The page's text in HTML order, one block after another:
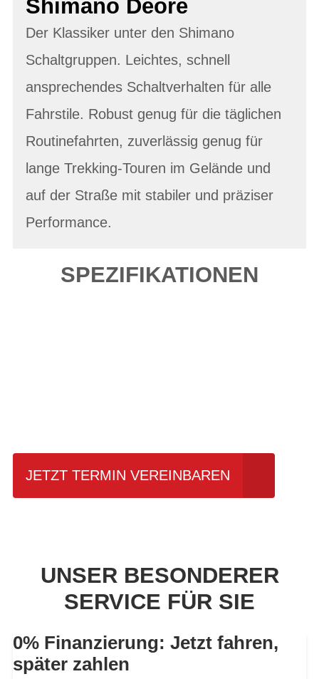
Shimano Deore
Der Klassiker unter den Shimano
Schaltgruppen. Leichtes, schnell
ansprechendes Schaltverhalten für alle
Fahrstile. Robust genug für die täglichen
Routinefahrten, zuverlässig genug für
lange Trekking-Touren im Gelände und
auf der Straße mit stabiler und präziser
Performance.
SPEZIFIKATIONEN
JETZT TERMIN VEREINBAREN
UNSER BESONDERER
SERVICE FÜR SIE
0% Finanzierung: Jetzt fahren,
später zahlen